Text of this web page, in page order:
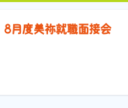
8月度美祢就職面接会